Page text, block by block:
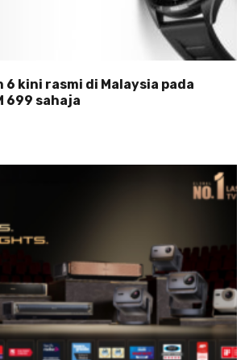
6 kini rasmi di Malaysia pada
699 sahaja